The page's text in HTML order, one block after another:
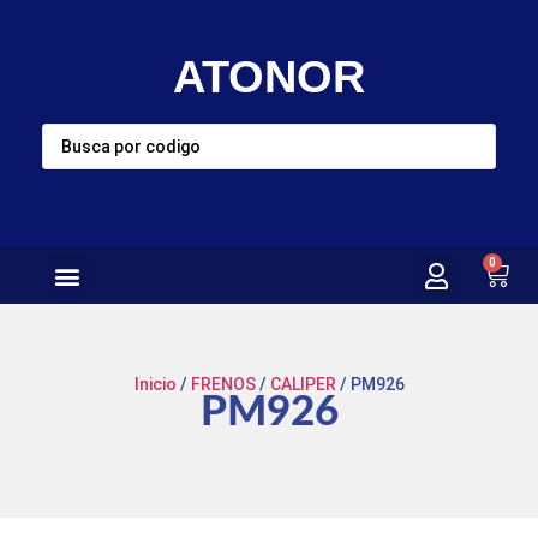
ATONOR
0
Inicio / FRENOS/ CALIPER / PM926
PM926